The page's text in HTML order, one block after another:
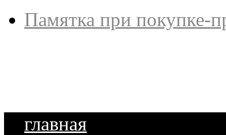
Памятка при покупке-
главная